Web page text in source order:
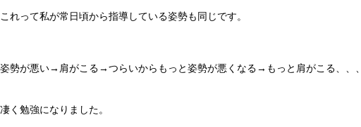
これって私が常日頃から指導している姿勢も同じです。
姿勢が悪い→肩がこる→つらいからもっと姿勢が悪くなる→もっと肩がこる、、、
凄く勉強になりました。